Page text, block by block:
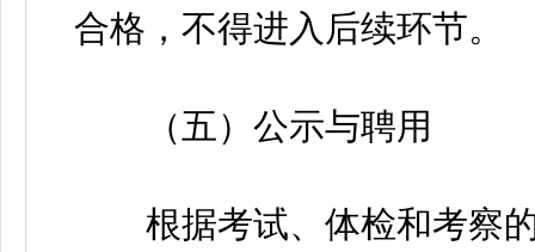
合格，不得进入后续环节。
（五）公示与聘用
根据考试、体检和考察的